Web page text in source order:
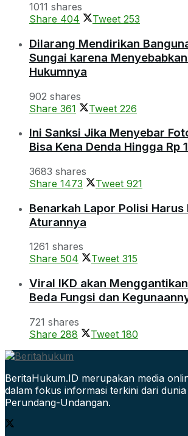
1011 shares
Share 404 Tweet 253
Dilarang Mendirikan
Sungai karena
Hukumnya
902 shares
Share 361 Tweet 226
Ini Sanksi Jika Menyebar
Bisa Kena Denda Hingga Rp
3683 shares
Share 1473 Tweet 921
Benarkah Lapor Polisi Harus
Aturannya
1261 shares
Share 504 Tweet 315
Viral IKD akan
Beda Fungsi dan
721 shares
Share 288 Tweet 180
BeritaHukum.ID merupakan media
dalam fokus informasi terkini dari
Perundang-Undangan.